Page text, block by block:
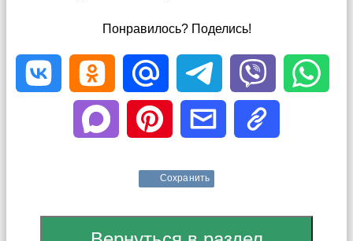
Понравилось? Поделись!
Сохранить